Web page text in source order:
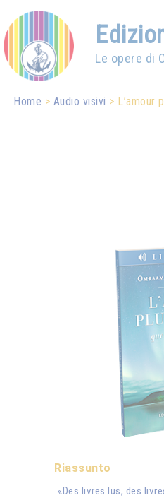
Le opere di
Home Audio visivi L’amour
Riassunto
«Des livres lus, des